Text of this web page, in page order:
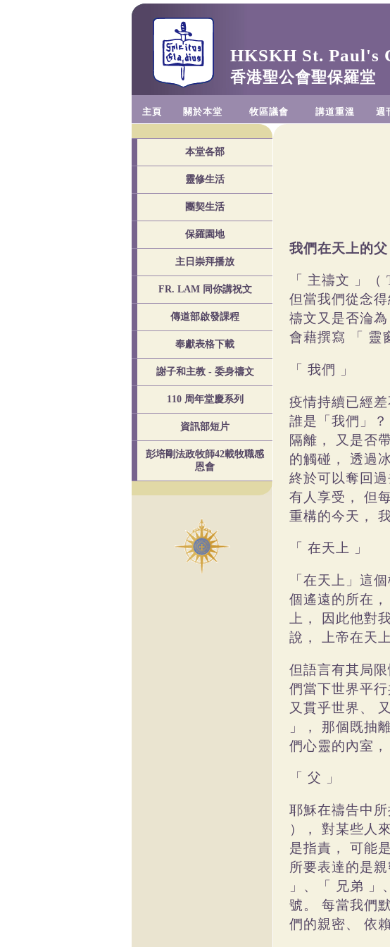
HKSKH St. Paul's
香港聖公會聖保羅堂
主頁 關於本堂 牧區議會 講道重溫 週
本堂各部
靈修生活
團契生活
保羅園地
主日崇拜播放
FR. LAM 同你講祝文
傳道部啟發課程
奉獻表格下載
謝子和主教 - 委身禱文
110 周年堂慶系列
資訊部短片
彭培剛法政牧師42載牧職感
恩會
我們在天上的父
「 主禱文 」（
但當我們從念得
禱文又是否淪為
會藉撰寫
「 靈
「 我們 」
疫情持續已經差
誰是「我們」？
隔離，
又是否
的觸碰， 透過
終於可以奪回
有人享受， 但
重構的今天，
「 在天上 」
「在天上」這個
個遙遠的所在，
上，
因此他對
說， 上帝在天上
但語言有其局限
們當下世界平行
又貫乎世界、
」，
那個既抽
們心靈的內室，
「 父 」
耶穌在禱告中
）， 對某些人
是指責， 可能
所要表達的是親
」、「 兄弟 」
號。
每當我們
們的親密、
依